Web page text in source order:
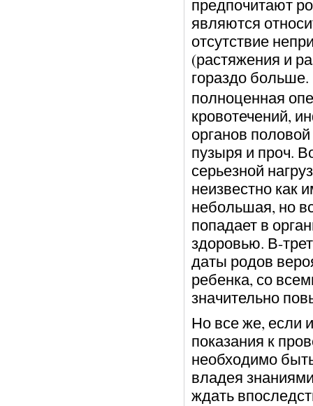
предпочитают
являются
отсутствие
(растяжения и
гораздо
полноценная
кровотечений,
органов
пузыря и проч.
серьезной
неизвестно как
небольшая, но
попадает в
здоровью. В-
даты родов
ребенка, со
значительно
Но все же, если
показания к
необходимо
владея
ждать